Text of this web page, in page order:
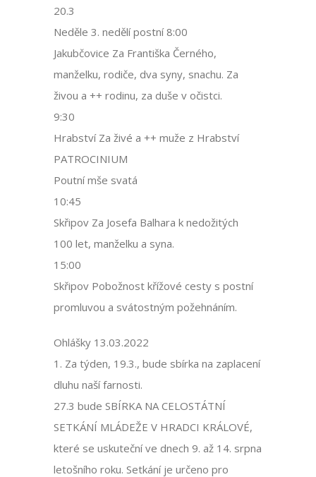
20.3
Neděle 3. nedělí postní 8:00
Jakubčovice Za Františka Černého,
manželku, rodiče, dva syny, snachu. Za
živou a ++ rodinu, za duše v očistci.
9:30
Hrabství Za živé a ++ muže z Hrabství
PATROCINIUM
Poutní mše svatá
10:45
Skřipov Za Josefa Balhara k nedožitých
100 let, manželku a syna.
15:00
Skřipov Pobožnost křížové cesty s postní
promluvou a svátostným požehnáním.
Ohlášky 13.03.2022
1. Za týden, 19.3., bude sbírka na zaplacení
dluhu naší farnosti.
27.3 bude SBÍRKA NA CELOSTÁTNÍ
SETKÁNÍ MLÁDEŽE V HRADCI KRÁLOVÉ,
které se uskuteční ve dnech 9. až 14. srpna
letošního roku. Setkání je určeno pro